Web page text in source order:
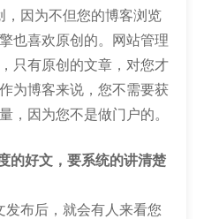
因为不但您的博客浏览
也喜欢原创的。网站管理
只有原创的文章，对您才
为博客来说，您不需要获
，因为您不是做门户的。
的好文，要系统的讲清楚
布后，就会有人来看您